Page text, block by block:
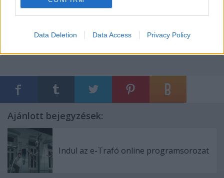
Data Deletion Data Access Privacy Policy
fel, és köszönte meg az igazgatónak a társulat.
Ajánlott bejegyzések:
Indul az e-Trafó online programsorozat